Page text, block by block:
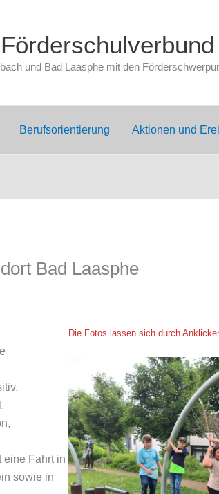
und Bad Laasphe mit den
Berufsorientierung Aktionen und
Bad Laasphe
eine Fahrt in
sowie in
Die Fotos lassen sich durch